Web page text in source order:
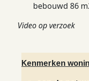
bebouwd 86
Video op verzoek
Kenmerken